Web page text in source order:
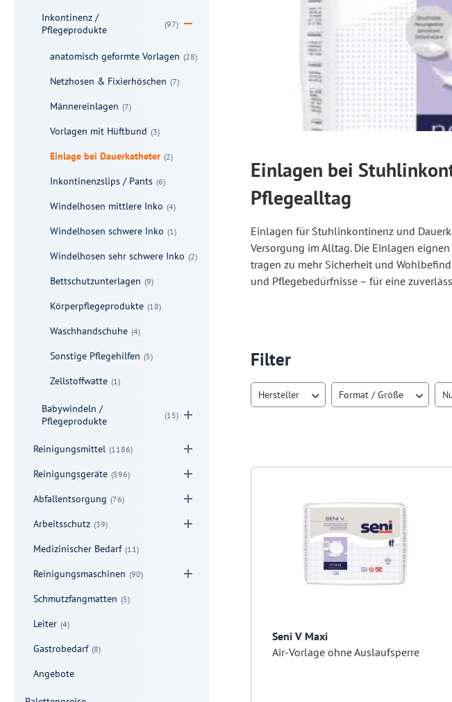
Inkontinenz /
Pflegeprodukte
(97)
anatomisch geformte Vorlagen (28)
Netzhosen & Fixierhöschen (7)
Männereinlagen (7)
Vorlagen mit Hüftbund (3)
Einlage bei Dauerkatheter (2)
Inkontinenzslips / Pants (6)
Windelhosen mittlere Inko (4)
Windelhosen schwere Inko (1)
Windelhosen sehr schwere Inko (2)
Bettschutzunterlagen (9)
Körperpflegeprodukte (18)
Waschhandschuhe (4)
Sonstige Pflegehilfen (5)
Zellstoffwatte (1)
Babywindeln /
Pflegeprodukte
(15)
Reinigungsmittel (1186)
Reinigungsgeräte (596)
Abfallentsorgung (76)
Arbeitsschutz (39)
Medizinischer Bedarf (11)
Reinigungsmaschinen (90)
Schmutzfangmatten (5)
Leiter (4)
Gastrobedarf (8)
Angebote
Einlagen bei
Pflegealltag
Einlagen für Stuhlinkontinenz und
Versorgung im Alltag. Die Einlagen
tragen zu mehr Sicherheit und
und Pflegebedürfnisse – für eine
Filter
Hersteller Format / Größe
Seni V Maxi
Air-Vorlage ohne Auslaufsperre